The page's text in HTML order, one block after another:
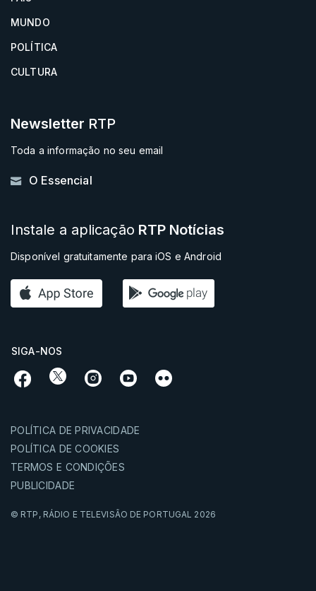
MUNDO
POLÍTICA
CULTURA
Newsletter RTP
Toda a informação no seu email
O Essencial
Instale a aplicação RTP Notícias
Disponível gratuitamente para iOS e Android
SIGA-NOS
POLÍTICA DE PRIVACIDADE
POLÍTICA DE COOKIES
TERMOS E CONDIÇÕES
PUBLICIDADE
© RTP, RÁDIO E TELEVISÃO DE PORTUGAL 2026